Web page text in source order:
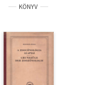
KÖNYV